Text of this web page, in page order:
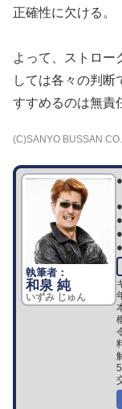
正確性に欠ける。
よって、ストロー
しては各 々の判断
すすめるのは無責
(C)SANYO BUSSAN
和泉 純
いずみ じゅん